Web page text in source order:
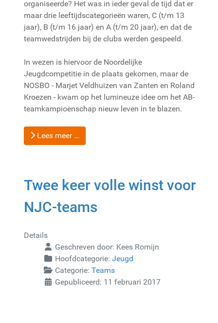
organiseerde? Het was in ieder geval de tijd dat er
maar drie leeftijdscategorieën waren, C (t/m 13
jaar), B (t/m 16 jaar) en A (t/m 20 jaar), en dat de
teamwedstrijden bij de clubs werden gespeeld.
In wezen is hiervoor de Noordelijke
Jeugdcompetitie in de plaats gekomen, maar de
NOSBO - Marjet Veldhuizen van Zanten en Roland
Kroezen - kwam op het lumineuze idee om het AB-
teamkampioenschap nieuw leven in te blazen.
Lees meer …
Twee keer volle winst voor
NJC-teams
Details
Geschreven door: Kees Romijn
Hoofdcategorie: Jeugd
Categorie: Teams
Gepubliceerd: 11 februari 2017